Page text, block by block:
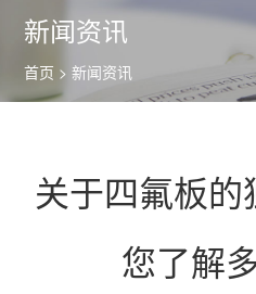
新闻资讯
首页 > 新闻资讯
关于四氟板
您了解